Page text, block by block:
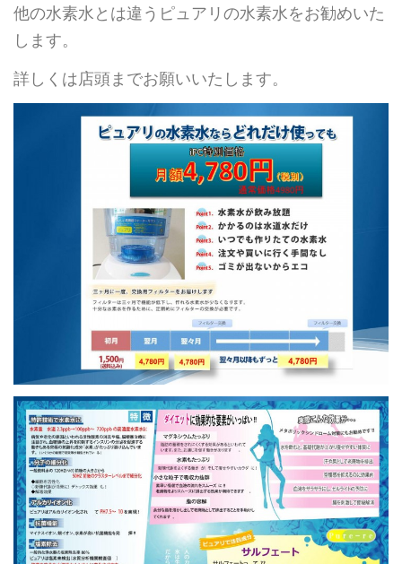
他の水素水とは違うピュアリの水素水をお勧めいた
します。
詳しくは店頭までお願いいたします。